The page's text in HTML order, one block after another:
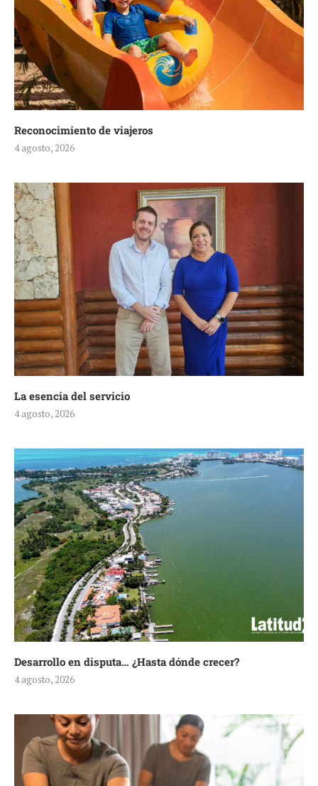
Reconocimiento de viajeros
4 agosto, 2026
La esencia del servicio
4 agosto, 2026
Desarrollo en disputa… ¿Hasta dónde crecer?
4 agosto, 2026